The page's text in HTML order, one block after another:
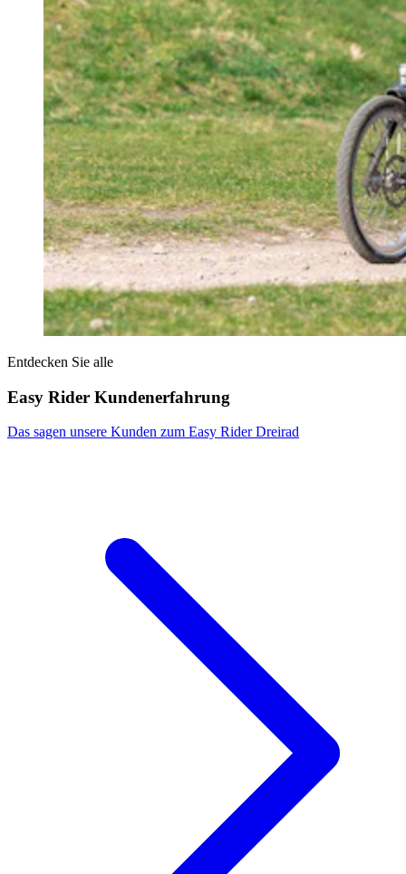
Entdecken Sie alle
Easy Rider Kundenerfahrung
Das sagen unsere Kunden zum Easy Rider Dreirad